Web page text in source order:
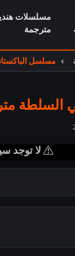
مسلسلات
مترجمة
مسلسل
السلطة
لا توجد